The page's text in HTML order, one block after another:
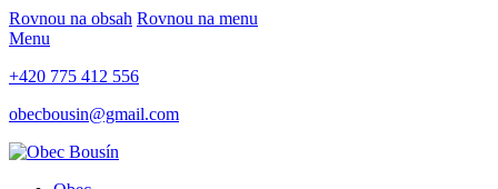
Rovnou na obsah Rovnou na menu
Menu
+420 775 412 556
obecbousin@gmail.com